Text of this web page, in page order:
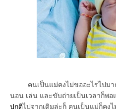
คนเป็นแม่คงไม่ขออะไรไปมาก
นอน เล่น และขับถ่ายเป็นเวลาก็พอ
ปกติไปจากเดิมล่ะก็ คนเป็นแม่ก็คง